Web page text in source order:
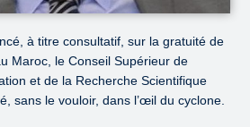
à titre consultatif, sur la gratuité de
Maroc, le Conseil Supérieur de
et de la Recherche Scientifique
sans le vouloir, dans l’œil du cyclone.